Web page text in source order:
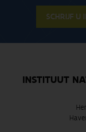
SCHRIJF U
INSTITUUT